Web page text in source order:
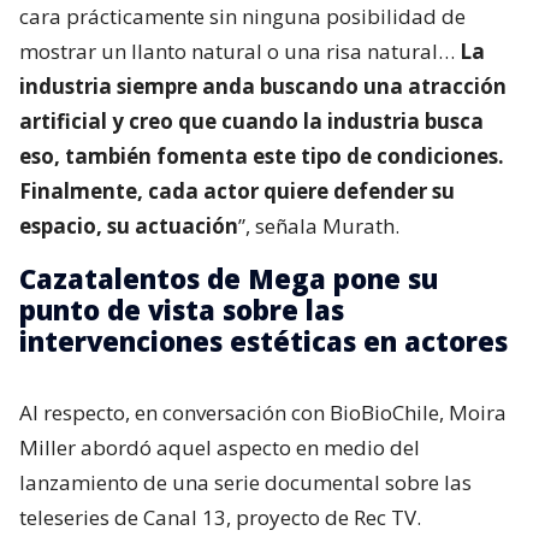
cara prácticamente sin ninguna posibilidad de
mostrar un llanto natural o una risa natural… La
industria siempre anda buscando una atracción
artificial y creo que cuando la industria busca
eso, también fomenta este tipo de condiciones.
Finalmente, cada actor quiere defender su
espacio, su actuación”, señala Murath.
Cazatalentos de Mega pone su
punto de vista sobre las
intervenciones estéticas en actores
Al respecto, en conversación con BioBioChile, Moira
Miller abordó aquel aspecto en medio del
lanzamiento de una serie documental sobre las
teleseries de Canal 13, proyecto de Rec TV.